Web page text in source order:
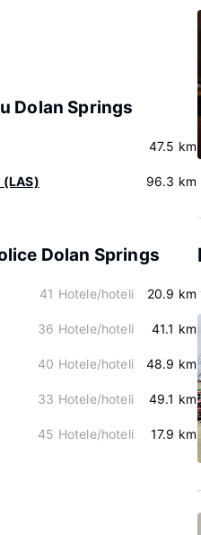
Dolan Springs
47.5 km
96.3 km
Dolan Springs
41 Hotele/hoteli 20.9 km
36 Hotele/hoteli 41.1 km
40 Hotele/hoteli 48.9 km
33 Hotele/hoteli 49.1 km
45 Hotele/hoteli 17.9 km